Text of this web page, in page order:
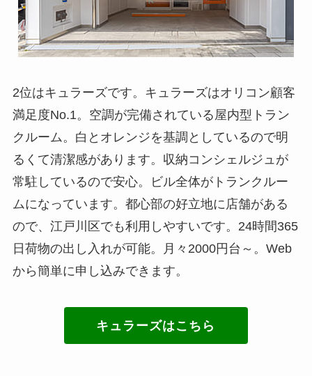
2位はキュラーズです。キュラーズはオリコン顧客
満足度No.1。空調が完備されている屋内型トラン
クルーム。白とオレンジを基調としているので明
るくて清潔感があります。収納コンシェルジュが
常駐しているので安心。ビル全体がトランクルー
ムになっています。都心部の好立地に店舗がある
ので、江戸川区でも利用しやすいです。24時間365
日荷物の出し入れが可能。月々2000円台～。Web
から簡単に申し込みできます。
キュラーズはこちら